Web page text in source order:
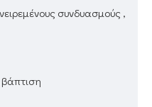
συνδυασμούς ,
βάπτιση